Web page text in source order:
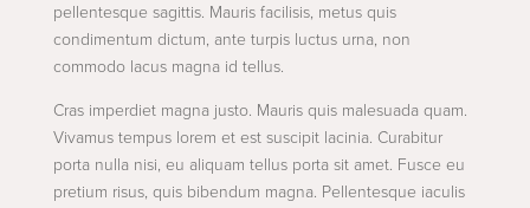
pellentesque sagittis. Mauris facilisis, metus quis
condimentum dictum, ante turpis luctus urna, non
commodo lacus magna id tellus.
Cras imperdiet magna justo. Mauris quis malesuada quam.
Vivamus tempus lorem et est suscipit lacinia. Curabitur
porta nulla nisi, eu aliquam tellus porta sit amet. Fusce eu
pretium risus, quis bibendum magna. Pellentesque iaculis